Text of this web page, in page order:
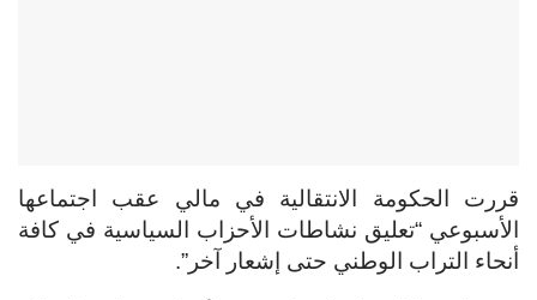
قررت الحكومة الانتقالية في مالي عقب اجتماعها
الأسبوعي “تعليق نشاطات الأحزاب السياسية في كافة
أنحاء التراب الوطني حتى إشعار آخر”.